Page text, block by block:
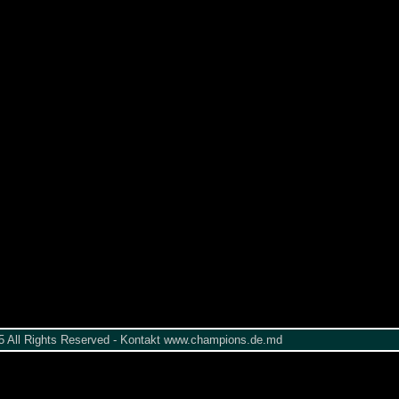
Rights Reserved - Kontakt www.champions.de.md